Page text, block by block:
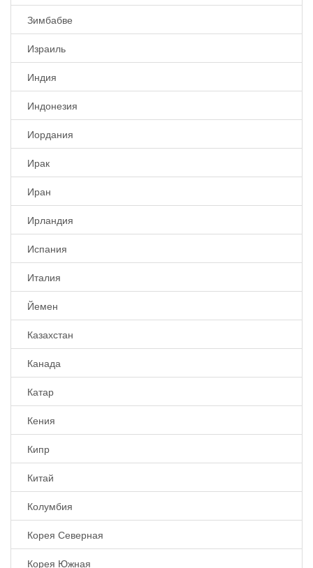
Зимбабве
Израиль
Индия
Индонезия
Иордания
Ирак
Иран
Ирландия
Испания
Италия
Йемен
Казахстан
Канада
Катар
Кения
Кипр
Китай
Колумбия
Корея Северная
Корея Южная